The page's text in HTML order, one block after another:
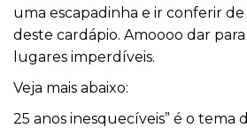
uma escapadinha e ir conferir
deste cardápio. Amoooo dar para
lugares imperdíveis.
Veja mais abaixo:
25 anos inesquecíveis” é o tema